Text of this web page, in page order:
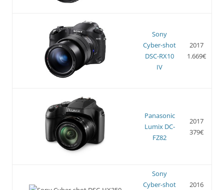
Sony
Cyber-shot
DSC-RX10
IV
2017
1.669€
Panasonic
Lumix DC-
FZ82
2017
379€
Sony
Cyber-shot
2016